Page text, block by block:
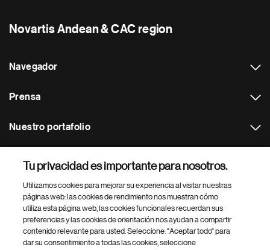
Novartis Andean & CAC region
Navegador
Prensa
Nuestro portafolio
Footer Site Search
Tu privacidad es importante para nosotros.
Utilizamos cookies para mejorar su experiencia al visitar nuestras
páginas web: las cookies de rendimiento nos muestran cómo
utiliza esta página web, las cookies funcionales recuerdan sus
preferencias y las cookies de orientación nos ayudan a compartir
contenido relevante para usted. Seleccione: "Aceptar todo" para
dar su consentimiento a todas las cookies, seleccione